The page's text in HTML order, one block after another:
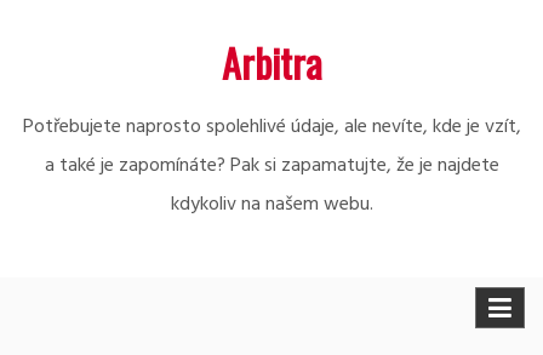
Arbitra
Potřebujete naprosto spolehlivé údaje, ale nevíte, kde je vzít,
a také je zapomínáte? Pak si zapamatujte, že je najdete
kdykoliv na našem webu.